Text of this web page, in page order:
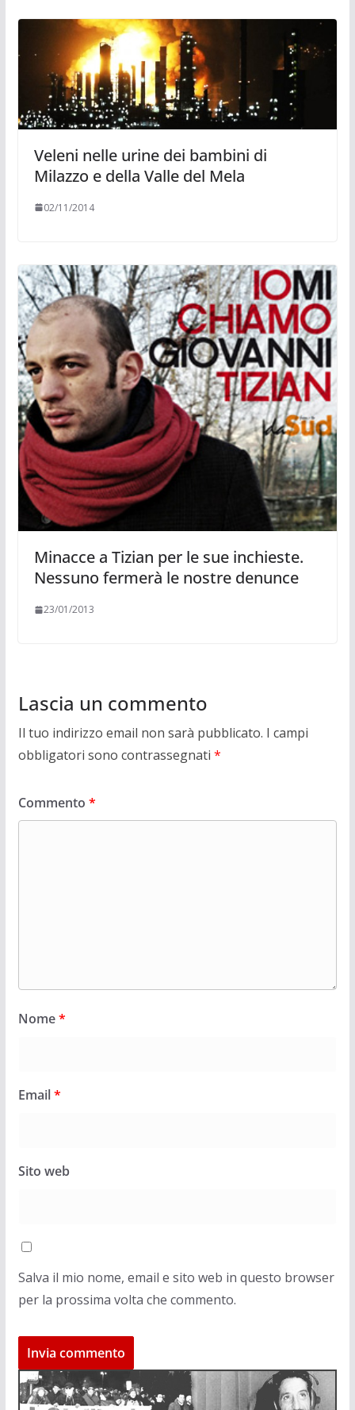
Veleni nelle urine dei bambini di
Milazzo e della Valle del Mela
02/11/2014
Minacce a Tizian per le sue inchieste.
Nessuno fermerà le nostre denunce
23/01/2013
Lascia un commento
Il tuo indirizzo email non sarà pubblicato. I campi
obbligatori sono contrassegnati *
Commento *
Nome*
Email*
Sito web
Salva il mio nome, email e sito web in questo browser
per la prossima volta che commento.